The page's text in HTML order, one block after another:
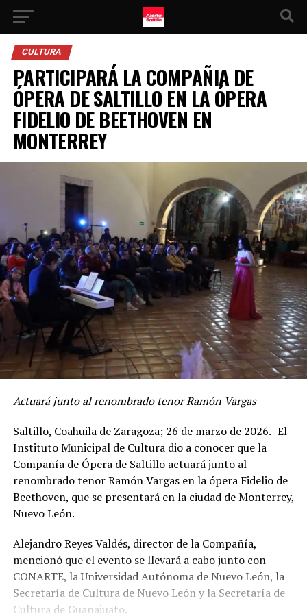
CULTURA
PARTICIPARÁ LA COMPAÑIA DE
ÓPERA DE SALTILLO EN LA ÓPERA
FIDELIO DE BEETHOVEN EN
MONTERREY
Actuará junto al renombrado tenor Ramón Vargas
Saltillo, Coahuila de Zaragoza; 26 de marzo de 2026.- El
Instituto Municipal de Cultura dio a conocer que la
Compañía de Ópera de Saltillo actuará junto al
renombrado tenor Ramón Vargas en la ópera Fidelio de
Beethoven, que se presentará en la ciudad de Monterrey,
Nuevo León.
Alejandro Reyes Valdés, director de la Compañía,
mencionó que el evento se llevará a cabo junto con
CONARTE, la Universidad Autónoma de Nuevo León, la
Secretaría de Cultura de Nuevo León y la Secretaría de
Cultura de Guanajuato.